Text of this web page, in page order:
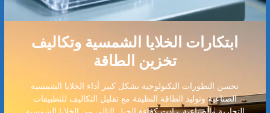
ابتكارات الخلايا الشمسية وتكاليف
تخزين الطاقة
تحسن التطورات التكنولوجية بشكل كبير أداء الخلايا الشمسية
الصناعية وتوليد الطاقة النظيفة مع تقليل التكاليف للتطبيقات